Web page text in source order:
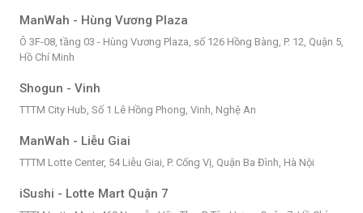
ManWah - Hùng Vương Plaza
Ô 3F-08, tầng 03 - Hùng Vương Plaza, số 126 Hồng Bàng, P. 12, Quận 5,
Hồ Chí Minh
Shogun - Vinh
TTTM City Hub, Số 1 Lê Hồng Phong, Vinh, Nghệ An
ManWah - Liễu Giai
TTTM Lotte Center, 54 Liễu Giai, P. Cống Vị, Quận Ba Đình, Hà Nội
iSushi - Lotte Mart Quận 7